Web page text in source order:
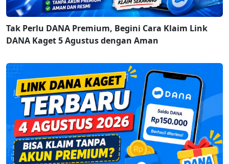
Tak Perlu DANA Premium, Begini Cara Klaim Link
DANA Kaget 5 Agustus dengan Aman